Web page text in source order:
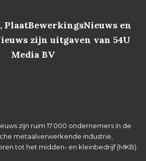
PlaatBewerkingsNieuws en
zijn uitgaven van 54U
Media BV
zijn ruim 17.000 ondernemers in de
metaalverwerkende industrie,
tot het midden- en kleinbedrijf (MKB).